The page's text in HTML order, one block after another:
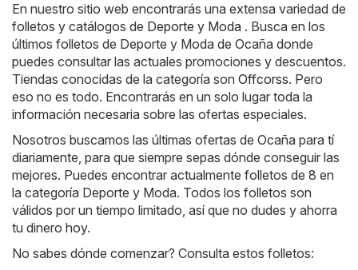
En nuestro sitio web encontrarás una extensa variedad de
folletos y catálogos de Deporte y Moda . Busca en los
últimos folletos de Deporte y Moda de Ocaña donde
puedes consultar las actuales promociones y descuentos.
Tiendas conocidas de la categoría son Offcorss. Pero
eso no es todo. Encontrarás en un solo lugar toda la
información necesaria sobre las ofertas especiales.
Nosotros buscamos las últimas ofertas de Ocaña para tí
diariamente, para que siempre sepas dónde conseguir las
mejores. Puedes encontrar actualmente folletos de 8 en
la categoría Deporte y Moda. Todos los folletos son
válidos por un tiempo limitado, así que no dudes y ahorra
tu dinero hoy.
No sabes dónde comenzar? Consulta estos folletos: